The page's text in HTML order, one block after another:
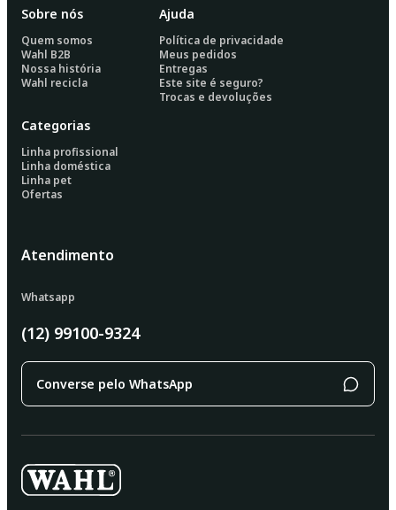
Sobre nós
Quem somos
Wahl B2B
Nossa história
Wahl recicla
Ajuda
Política de privacidade
Meus pedidos
Entregas
Este site é seguro?
Trocas e devoluções
Categorias
Linha profissional
Linha doméstica
Linha pet
Ofertas
Atendimento
Whatsapp
(12) 99100-9324
Converse pelo WhatsApp